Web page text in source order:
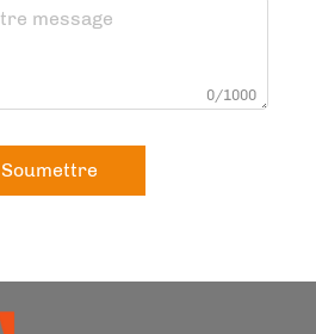
0/1000
Soumettre